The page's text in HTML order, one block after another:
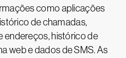
como aplicações
de chamadas,
endereços, histórico de
web e dados de SMS. As